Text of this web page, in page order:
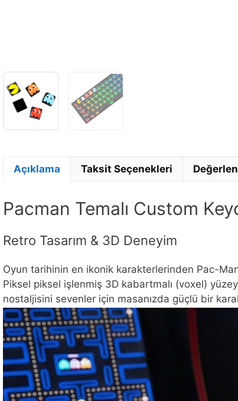
Açıklama Taksit Seçenekleri
Pacman Temalı Custom
Retro Tasarım & 3D Deneyim
Oyun tarihinin en ikonik karakterlerinden Pac-
Piksel piksel işlenmiş 3D kabartmalı (voxel)
nostaljisini sevenler için masanızda güçlü bir